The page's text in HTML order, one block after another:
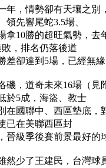
年，情勢卻有天壤之別
領先響尾蛇3.5場、
拿10勝的超旺氣勢，
，排名仍落後道
差卻達到5場，已經無
磯，道奇未來16場（
於5成，海盜、教士
在國聯中、西區墊底，
已在美聯西區封
晉級季後賽前景最好的
然少了王建民，台灣球